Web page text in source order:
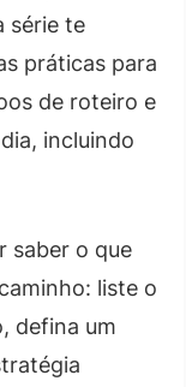
série te
práticas para
de roteiro e
incluindo
saber o que
liste o
defina um